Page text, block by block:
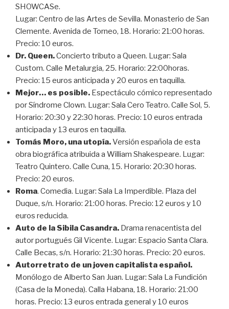
SHOWCASe.
Lugar: Centro de las Artes de Sevilla. Monasterio de San
Clemente. Avenida de Torneo, 18. Horario: 21:00 horas.
Precio: 10 euros.
Dr. Queen.Concierto tributo a Queen. Lugar: Sala
Custom. Calle Metalurgia, 25. Horario: 22:00horas.
Precio: 15 euros anticipada y 20 euros en taquilla.
Mejor… es posible. Espectáculo cómico representado
por Síndrome Clown. Lugar: Sala Cero Teatro. Calle Sol, 5.
Horario: 20:30 y 22:30 horas. Precio: 10 euros entrada
anticipada y 13 euros en taquilla.
Tomás Moro, una utopía.Versión española de esta
obra biográfica atribuida a William Shakespeare. Lugar:
Teatro Quintero. Calle Cuna, 15. Horario: 20:30 horas.
Precio: 20 euros.
Roma. Comedia. Lugar: Sala La Imperdible. Plaza del
Duque, s/n. Horario: 21:00 horas. Precio: 12 euros y 10
euros reducida.
Auto de la Sibila Casandra. Drama renacentista del
autor portugués Gil Vicente. Lugar: Espacio Santa Clara.
Calle Becas, s/n. Horario: 21:30 horas. Precio: 20 euros.
Autorretrato de un joven capitalista español.
Monólogo de Alberto San Juan. Lugar: Sala La Fundición
(Casa de la Moneda). Calla Habana, 18. Horario: 21:00
horas. Precio: 13 euros entrada general y 10 euros